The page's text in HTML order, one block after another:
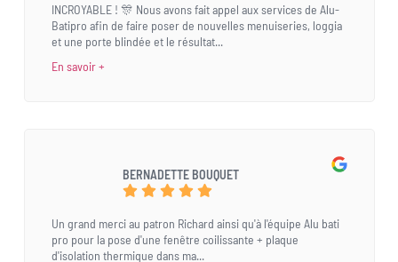
INCROYABLE ! 🎊 Nous avons fait appel aux services de Alu-
Batipro afin de faire poser de nouvelles menuiseries, loggia
et une porte blindée et le résultat...
En savoir +
BERNADETTE BOUQUET
Un grand merci au patron Richard ainsi qu'à l'équipe Alu bati
pro pour la pose d'une fenêtre coilissante + plaque
d'isolation thermique dans ma...